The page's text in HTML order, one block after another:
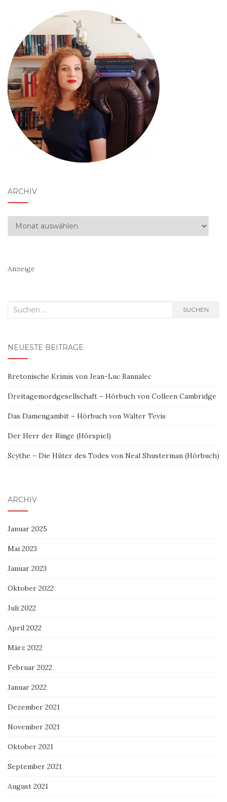
ARCHIV
Archiv
Anzeige
Suchen
SUCHEN
NEUESTE BEITRÄGE
Bretonische Krimis von Jean-Luc Bannalec
Dreitagemordgesellschaft – Hörbuch von Colleen Cambridge
Das Damengambit – Hörbuch von Walter Tevis
Der Herr der Ringe (Hörspiel)
Scythe – Die Hüter des Todes von Neal Shusterman (Hörbuch)
ARCHIV
Januar 2025
Mai 2023
Januar 2023
Oktober 2022
Juli 2022
April 2022
März 2022
Februar 2022
Januar 2022
Dezember 2021
November 2021
Oktober 2021
September 2021
August 2021